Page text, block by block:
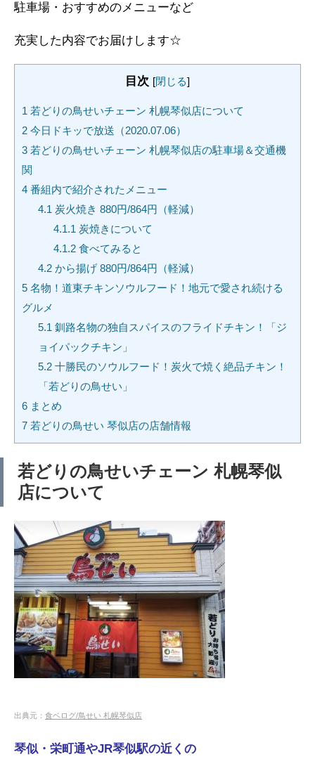
駐車場・おすすめのメニューなど
充実した内容でお届けします☆
目次 [閉じる]
1 若どりの鳥せいチェーン 札幌琴似店について
2 今日ドキッで放送（2020.07.06）
3 若どりの鳥せいチェーン 札幌琴似店の駐車場＆交通機
関
4 番組内で紹介されたメニュー
4.1 炭火焼き 880円/864円（軽減）
4.1.1 炭焼きについて
4.1.2 食べてみると
4.2から揚げ 880円/864円（軽減）
5 名物！道東チキンソウルフード！地元で愛され続ける
グルメ
5.1 釧路名物の独自スパイスのフライドチキン！「ジ
ョイパックチキン」
5.2十勝民のソウルフード！炭火で焼く絶品チキン！
「若どりの鳥せい」
6 まとめ
7 若どりの鳥せい 琴似店の店舗情報
若どりの鳥せいチェーン 札幌琴似
店について
出典元： 食ベログ/鳥せい 札幌琴似店
琴似・栄町通やJR琴似駅の近くの